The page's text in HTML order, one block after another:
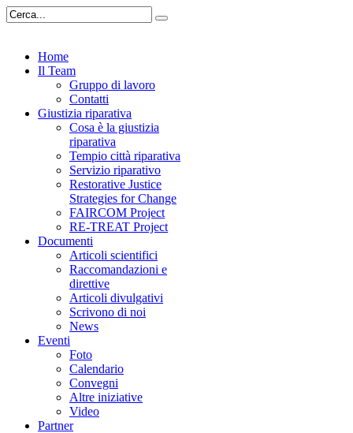
Home
Il Team
Gruppo di lavoro
Contatti
Giustizia riparativa
Cosa è la giustizia
riparativa
Tempio città riparativa
Servizio riparativo
Restorative Justice
Strategies for Change
FAIRCOM Project
RE-TREAT Project
Documenti
Articoli scientifici
Raccomandazioni e
direttive
Articoli divulgativi
Scrivono di noi
News
Eventi
Foto
Calendario
Convegni
Altre iniziative
Video
Partner